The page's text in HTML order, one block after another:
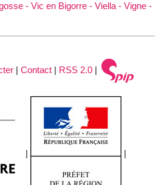
- Vic en Bigorre - Viella - Vigne -
| Contact | RSS 2.0 |
| |